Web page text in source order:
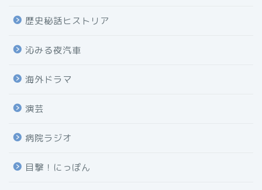
歴史秘話ヒストリア
沁みる夜汽車
海外ドラマ
演芸
病院ラジオ
目撃！にっぽん